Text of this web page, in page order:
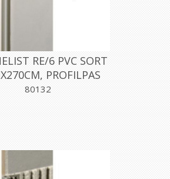
RE/6 PVC SORT
PROFILPAS
80132